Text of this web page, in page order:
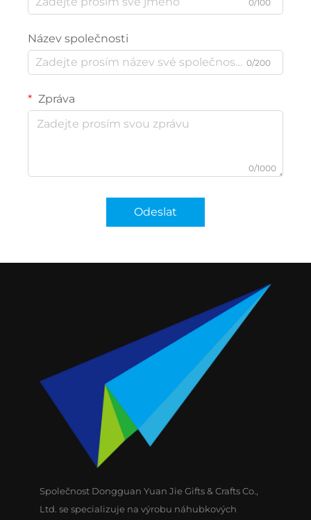
0/100
Název společnosti
0/200
Zpráva
0/1000
Odeslat
Společnost Dongguan Yuan Jie Gifts & Crafts Co.,
Ltd. se specializuje na výrobu náhubkových